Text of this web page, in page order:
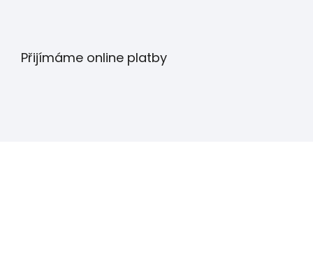
Přijímáme online platby